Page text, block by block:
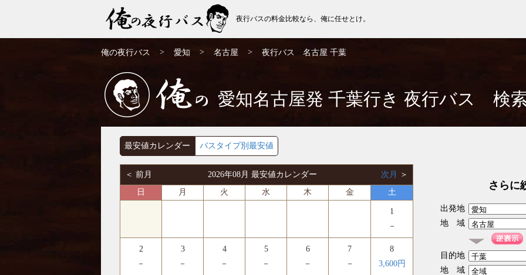
の夜行バス
夜行バスの料金比較なら、俺に任せとけ。
俺の夜行バス > 愛知 > 名古屋 > 夜行バス 名古屋 千葉
俺の
愛知名古屋発 千葉行き 夜行バス 検
最安値カレンダー バスタイプ別最安値
＜ 前月 2026年08月 最安値カレンダー 次月
＞
日
月 火 水 木 金 土
1
－
2
－
3
－
4
－
5
－
6
－
7
－
8
3,600円
さらに
出発地
地 域
目的地
地 域